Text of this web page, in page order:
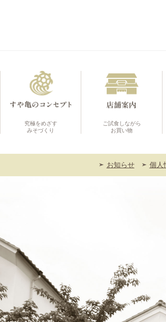
究極をめざす
みそづくり
ご試食しながら
お買い物
お知らせ 個人